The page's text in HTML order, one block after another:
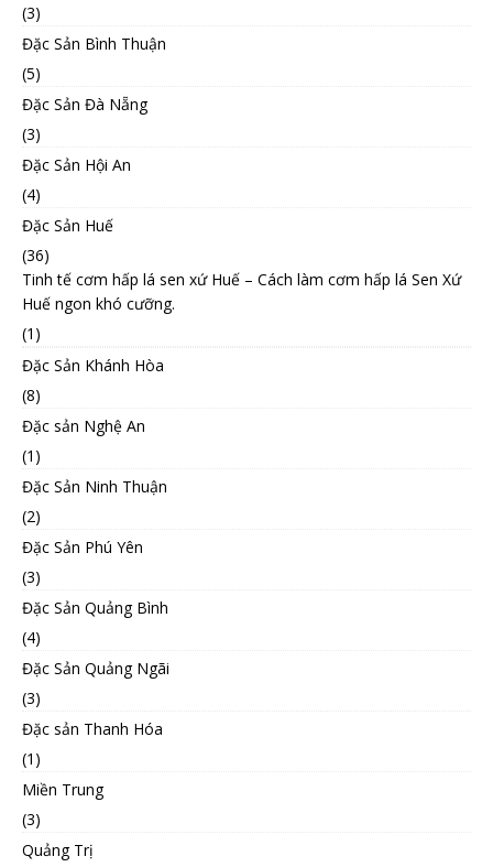
(3)
Đặc Sản Bình Thuận
(5)
Đặc Sản Đà Nẵng
(3)
Đặc Sản Hội An
(4)
Đặc Sản Huế
(36)
Tinh tế cơm hấp lá sen xứ Huế – Cách làm cơm hấp lá Sen Xứ
Huế ngon khó cưỡng.
(1)
Đặc Sản Khánh Hòa
(8)
Đặc sản Nghệ An
(1)
Đặc Sản Ninh Thuận
(2)
Đặc Sản Phú Yên
(3)
Đặc Sản Quảng Bình
(4)
Đặc Sản Quảng Ngãi
(3)
Đặc sản Thanh Hóa
(1)
Miền Trung
(3)
Quảng Trị